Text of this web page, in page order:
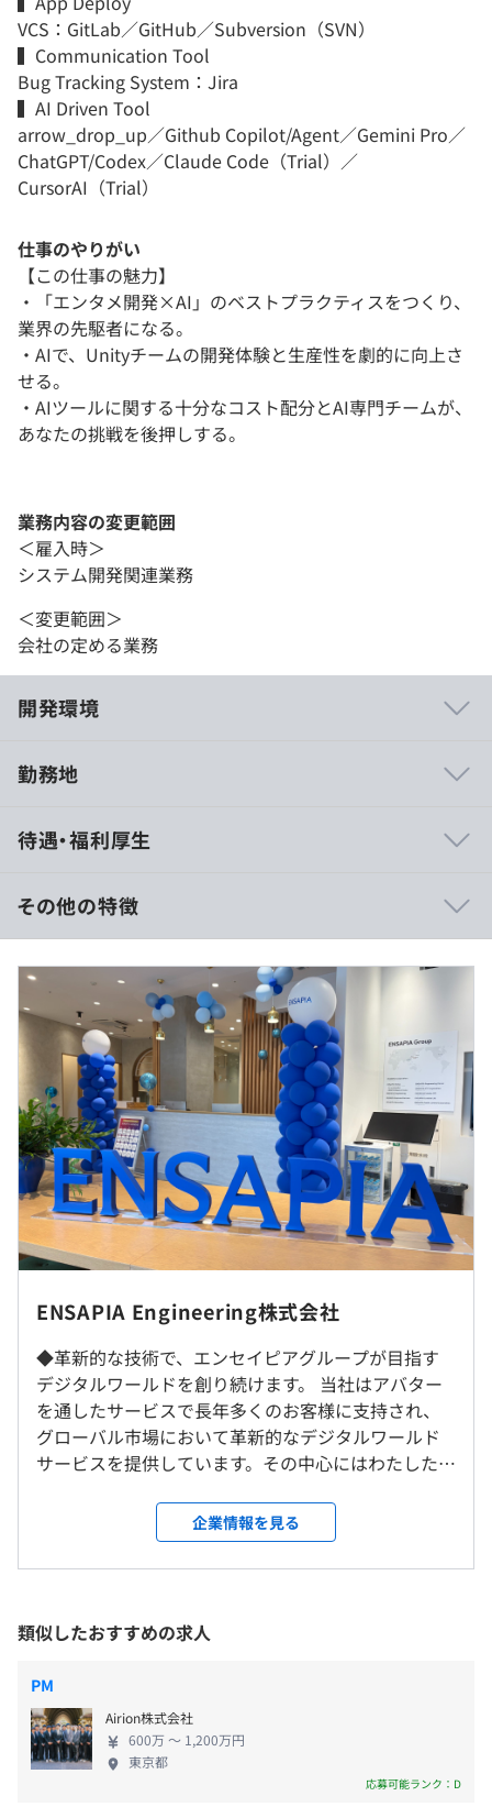
VCS：GitLab／GitHub／Subversion（SVN）
▍Communication Tool
Bug Tracking System：Jira
▍AI Driven Tool
arrow_drop_up／Github Copilot/Agent／Gemini Pro／
ChatGPT/Codex／Claude Code（Trial）／
CursorAI（Trial）
仕事のやりがい
【この仕事の魅力】
・「エンタメ開発×AI」のベストプラクティスをつくり、
業界の先駆者になる。
・AIで、Unityチームの開発体験と生産性を劇的に向上さ
せる。
・AIツールに関する十分なコスト配分とAI専門チームが、
あなたの挑戦を後押しする。
業務内容の変更範囲
＜雇入時＞
システム開発関連業務
＜変更範囲＞
会社の定める業務
開発環境
であり、経験豊富なレベルの高い技術者で構成されていま
・職種に隔てがなく、それぞれのスキル・知識を持ち寄っ
て1つのものをつくり上げる文化です。また、企画・提案
などさまざまな角度からサービスに携わることができる環
境です。
・技術やノウハウが蓄積されており、優秀なエンジニアが
多い環境下でも、上下関係をつくらず、規則や指示系統の
役職も少ない状態で運営しています。
・定期的な技術共有会の実施など、エンジニアの文化作り
を積極的におこなっています。
【アバターサービス事業】
▍『ポケコロ』
https://www.pokecolo.jp/
2,000万人以上のお客さまに愛される着せ替えアバターア
▍『ポケコロツイン』
https://pokecolotwin.jp/
双子コーデが楽しめるポケコロ姉妹アプリ
▍『リヴリーアイランド』https://www.livly.com/ja/
昆虫を食べ宝石のうんちを出す、不思議な錬金生物「リヴ
リー」を育てるアプリ
◎上記はすべてGooglePlayベストオブ受賞タイトルで
https://x.com/LwLIVLIES
【幼児園事業】（グループ会社：Cocone Education株式
会社）
『International Montessori Mirai Kindergarten』
AI時代に備え、子供たちに最高の環境で教育をおこなうこ
勤務地
◎リモート可（オフィス出社は原則最低週3回）※本ガイ
ドラインは変更となる場合があります。
就業場所の変更範囲
＜雇入時＞
東京本社
＜変更範囲＞
会社が指定した場所（テレワークをおこなう場所を含む）
受動喫煙防止措置に関する事項
出口より徒歩10分
東急世田谷線「若林駅」より徒歩5分
待遇・福利厚生
年収 600万円〜1,500万円
月額：500,000円〜1,250,000円
∟（内訳）基本給： 367,306円〜 922,231円
みなし固定時間外手当(45時間相当分)：132,694円〜
327,769円
・前職考慮します（スキル・経験により応相談）
・年俸制のため、毎月12分の1を支給しています。
・超過残業／深夜残業分は別途支給します。
《フレックスタイム制》※1日の標準労働時間：8時間
・適用時間 ： 7:00～20:00
・コアタイム：11:00～16:00
※リモート勤務時の場合は、それぞれ所属するチームなど
により就業開始時間を定めている場合があります。
平均残業時間：平均15時間／月
《年間休日120日以上》
・完全週休2日制（土・日）
その他の特徴
ENSAPIA Engineering株式会社
◆革新的な技術で、エンセイピアグループが目指す
デジタルワールドを創り続けます。 当社はアバター
を通したサービスで長年多くのお客様に支持され、
グローバル市場において革新的なデジタルワールド
サービスを提供しています。その中心にはわたしたち
おり、最先端の技術を基盤に未来をリードするサー
ビス開発を主導しています。継続的な挑戦と成長によ
って、よりよい世界をつくり上げることがわたした
性を生かし、多様なバックグラウンドを持つ仲間と
協力して、最高の結果を生み出そうとしています。技
術的な限界を超える創造的な解決策を提示し、単な
る問題解決にとどまらず、真のイノベーションを実
現することに注力しています。 また、わたしたちは
「ワークインライフ」を実現し、誰もが尊重される
企業文化の構築に努めています。国籍、文化、言語の
企業情報を見る
類似したおすすめの求人
PM
Airion株式会社
600万 〜 1,200万円
東京都
応募可能ランク：D